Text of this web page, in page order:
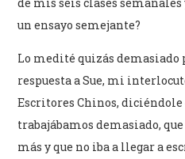
de mis seis clases
un ensayo semejante?
Lo medité quizás demasiado
respuesta a Sue, mi
Escritores Chinos,
trabajábamos demasiado,
más y que no iba a llegar a